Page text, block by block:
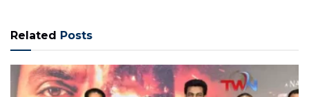
Related Posts